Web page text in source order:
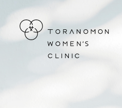
虎ノ門ウィメンズクリニック